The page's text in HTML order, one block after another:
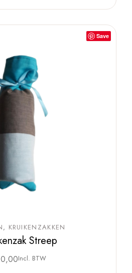
Save
KRUIKENZAKKEN
Streep
Incl. BTW